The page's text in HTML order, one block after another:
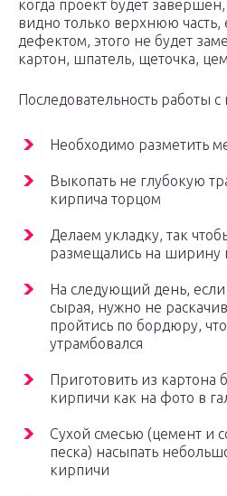
когда проект будет
видно только верхнюю часть,
дефектом, этого не будет
картон, шпатель, щеточка,
Последовательность работы
Необходимо разметить
Выкопать не глубокую
кирпича торцом
Делаем укладку, так
размещались на ширину
На следующий день,
сырая, нужно не
пройтись по бордюру,
утрамбовался
Приготовить из картона
кирпичи как на фото в
Сухой смесью (цемент и
песка) насыпать
кирпичи